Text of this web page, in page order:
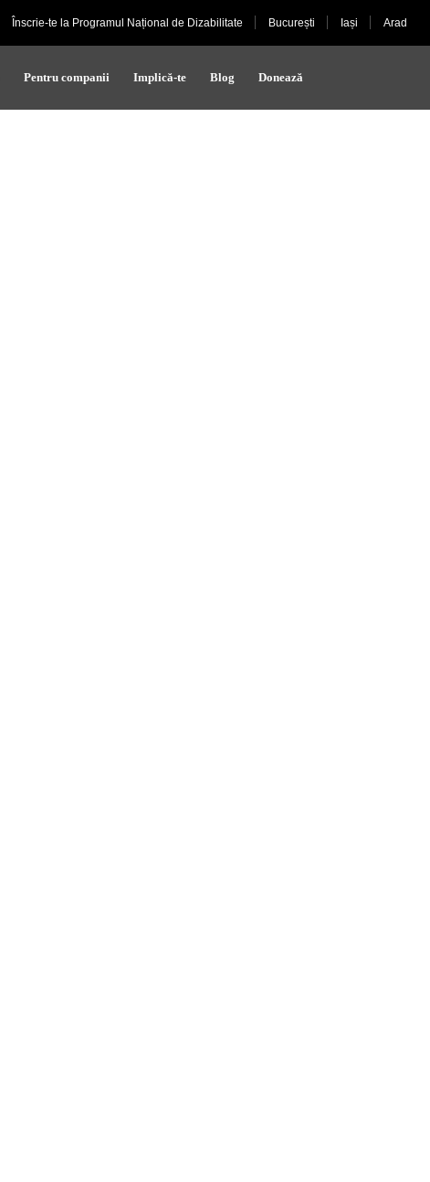
Înscrie-te la Programul Național de Dizabilitate București Iași Arad
Pentru companii Implică-te Blog Donează